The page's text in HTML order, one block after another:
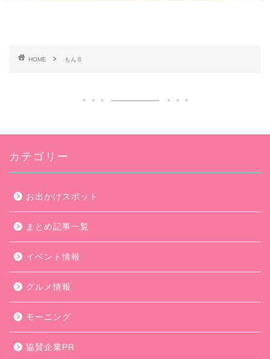
HOME もん６
カテゴリー
お出かけスポット
まとめ記事一覧
イベント情報
グルメ情報
モーニング
協賛企業PR